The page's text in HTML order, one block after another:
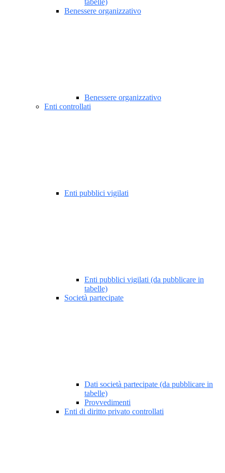
tabelle)
Benessere organizzativo
Benessere organizzativo
Enti controllati
Enti pubblici vigilati
Enti pubblici vigilati (da pubblicare in
tabelle)
Società partecipate
Dati società partecipate (da pubblicare in
tabelle)
Provvedimenti
Enti di diritto privato controllati